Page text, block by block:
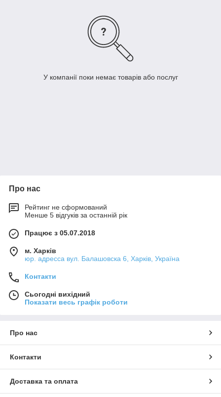
У компанії поки немає товарів або послуг
Про нас
Рейтинг не сформований
Менше 5 відгуків за останній рік
Працює з 05.07.2018
м. Харків
юр. адресса вул. Балашовска 6, Харків, Україна
Контакти
Сьогодні вихідний
Показати весь графік роботи
Про нас
Контакти
Доставка та оплата